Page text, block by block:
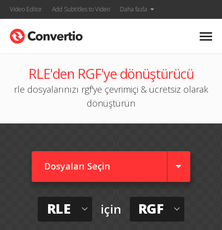
Video Editor Add Subtitles to Video Daha fazla
RLE'den RGF'ye dönüştürücü
rle dosyalarınızı rgf'ye çevrimiçi & ücretsiz olarak
dönüştürün
Dosyaları Seçin
RLE için RGF